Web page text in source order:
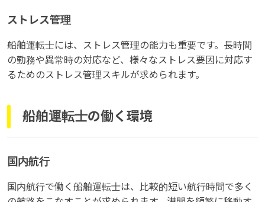
ストレス管理
船舶運転士には、ストレス管理の能力も重要です。長時間
の勤務や異常時の対応など、様々なストレス要因に対応す
るためのストレス管理スキルが求められます。
船舶運転士の働く環境
国内航行
国内航行で働く船舶運転士は、比較的短い航行時間で多く